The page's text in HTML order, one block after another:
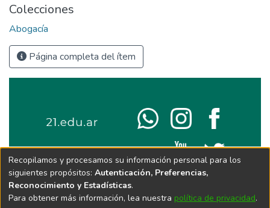
Colecciones
Abogacía
Página completa del ítem
Recopilamos y procesamos su información personal para los
siguientes propósitos: Autenticación, Preferencias,
Reconocimiento y Estadísticas.
Para obtener más información, lea nuestra política de privacidad.